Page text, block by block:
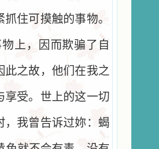
住可摸触的事物。
上，因而欺骗了自
此之故，他们在我之
享受。世上的这一切
，我曾告诉过妳：蝎